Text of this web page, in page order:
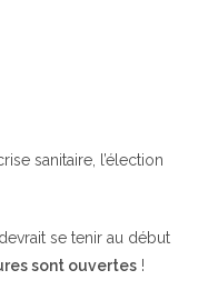
sanitaire, l’élection
se tenir au début
sont ouvertes !